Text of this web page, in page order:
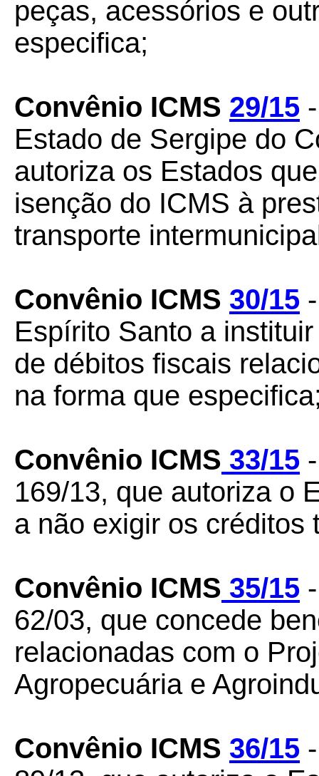
peças, acessórios e
especifica;
Convênio ICMS 29/15
Estado de Sergipe do
autoriza os Estados
isenção do ICMS à
transporte
Convênio ICMS 30/15
Espírito Santo a
de débitos fiscais
na forma que
Convênio ICMS 33/15
169/13, que autoriza o
a não exigir os créditos
Convênio ICMS 35/15
62/03, que concede
relacionadas com o
Agropecuária e
Convênio ICMS 36/15